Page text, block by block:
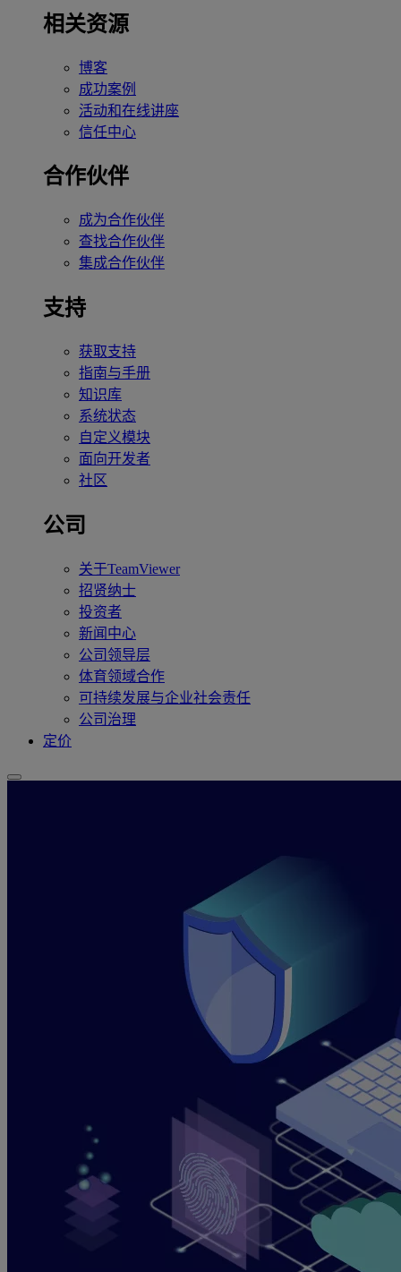
相关资源
博客
成功案例
活动和在线讲座
信任中心
合作伙伴
成为合作伙伴
查找合作伙伴
集成合作伙伴
支持
获取支持
指南与手册
知识库
系统状态
自定义模块
面向开发者
社区
公司
关于TeamViewer
招贤纳士
投资者
新闻中心
公司领导层
体育领域合作
可持续发展与企业社会责任
公司治理
定价